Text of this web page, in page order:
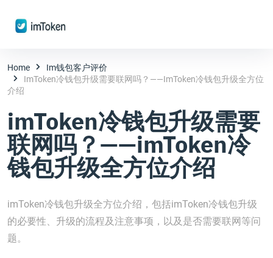
Home
Im钱包客户评价
ImToken冷钱包升级需要联网吗？——imToken冷钱包升级全方位
介绍
imToken冷钱包升级需要
联网吗？——imToken冷
钱包升级全方位介绍
imToken冷钱包升级全方位介绍，包括imToken冷钱包升级
的必要性、升级的流程及注意事项，以及是否需要联网等问
题。